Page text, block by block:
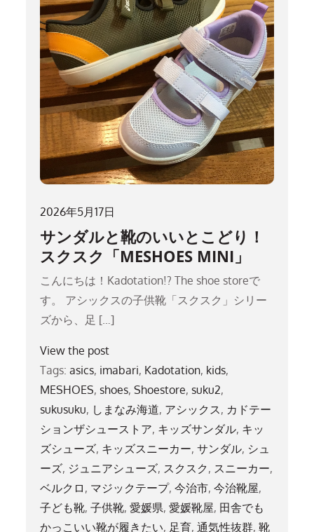
2026年5月17日
サンダルと靴のいいとこどり！
スクスク「MESHOES MINI」
こんにちは！Kadotation!? The shoe storeで
す。 アシックスの子供靴「スクスク」シリー
ズから、足 […]
View the post
Tags:asics, imabari, Kadotation, kids,
MESHOES,shoes,Shoestore,suku2,
sukusuku, しまなみ海道, アシックス, カドテー
ションザシューストア, キッズサンダル, キッ
ズシューズ, キッズスニーカー,サンダル, シュ
ーズ, ジュニアシューズ, スクスク , スニーカー,
ベルクロ , マジックテープ,今治市,今治靴屋,
子ども靴,子供靴,愛媛県,愛媛靴屋, 田舎でも
かっこいい靴が履きたい, 足育,通気性抜群,靴